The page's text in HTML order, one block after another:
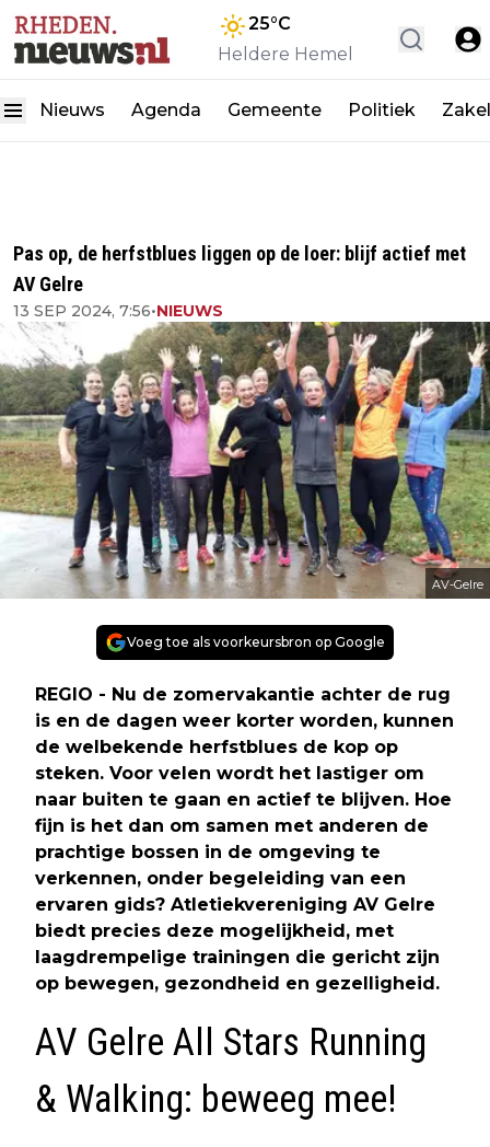
25°C
Heldere Hemel
Nieuws Agenda Gemeente Politiek
Pas op, de herfstblues liggen op de loer: blijf actief met
AV Gelre
13 SEP 2024, 7:56•NIEUWS
AV-Gelre
Voeg toe als voorkeursbron op Google
REGIO - Nu de zomervakantie achter de rug
is en de dagen weer korter worden, kunnen
de welbekende herfstblues de kop op
steken. Voor velen wordt het lastiger om
naar buiten te gaan en actief te blijven. Hoe
fijn is het dan om samen met anderen de
prachtige bossen in de omgeving te
verkennen, onder begeleiding van een
ervaren gids? Atletiekvereniging AV Gelre
biedt precies deze mogelijkheid, met
laagdrempelige trainingen die gericht zijn
op bewegen, gezondheid en gezelligheid.
AV Gelre All Stars Running
& Walking: beweeg mee!